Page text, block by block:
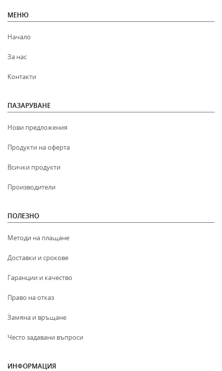
МЕНЮ
Начало
За нас
Контакти
ПАЗАРУВАНЕ
Нови предложения
Продукти на оферта
Всички продукти
Производители
ПОЛЕЗНО
Методи на плащане
Доставки и срокове
Гаранции и качество
Право на отказ
Замяна и връщане
Често задавани въпроси
ИНФОРМАЦИЯ